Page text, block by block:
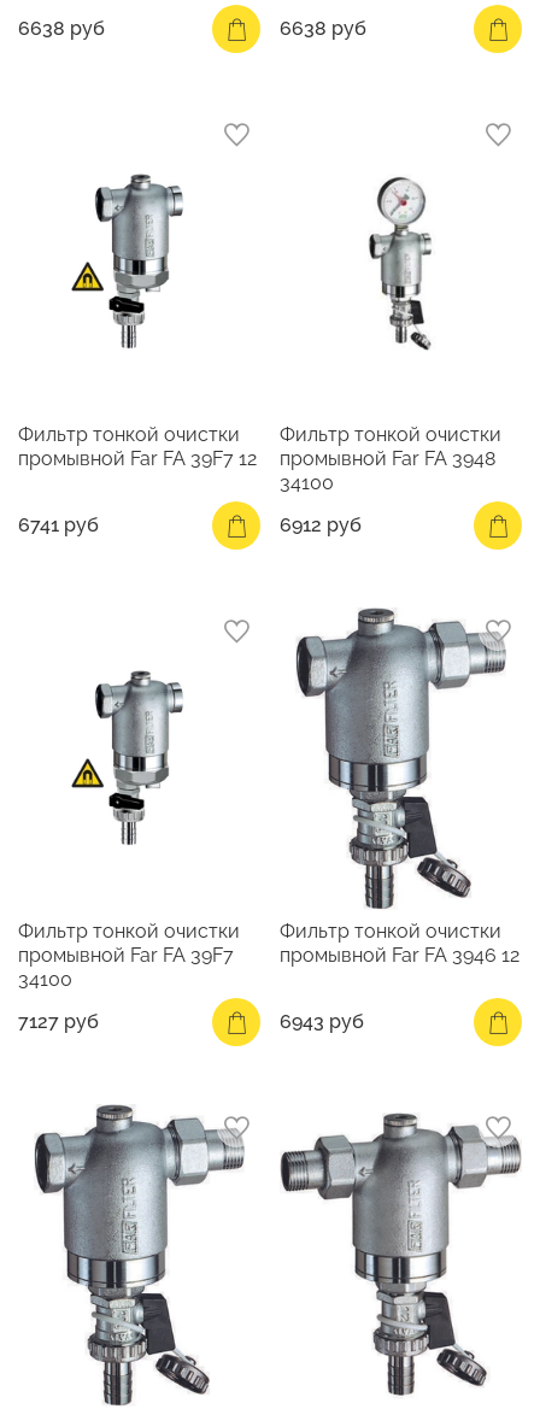
6638 руб
6638 руб
Фильтр тонкой очистки
промывной Far FA 39F7 12
6741 руб
Фильтр тонкой очистки
промывной Far FA 3948
34100
6912 руб
Фильтр тонкой очистки
промывной Far FA 39F7
34100
7127 руб
Фильтр тонкой очистки
промывной Far FA 3946 12
6943 руб